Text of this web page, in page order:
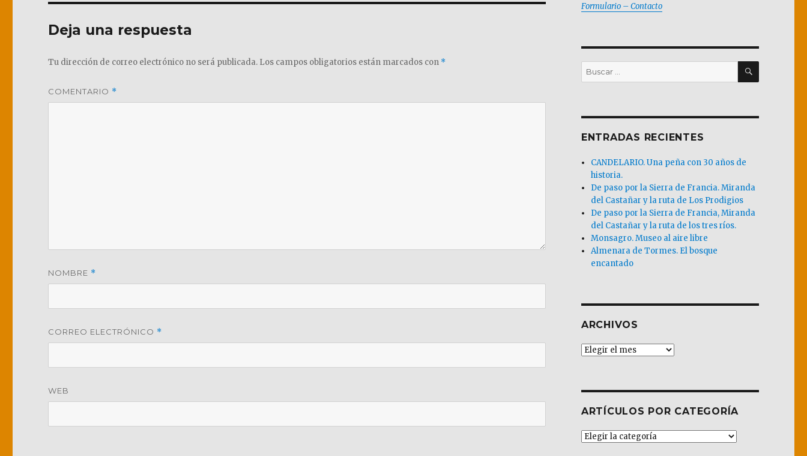
Deja una respuesta
Tu dirección de correo electrónico no será publicada. Los campos obligatorios están marcados con *
COMENTARIO *
NOMBRE *
CORREO ELECTRÓNICO *
WEB
Formulario – Contacto
Buscar
por:
BUSCAR
ENTRADAS RECIENTES
CANDELARIO. Una peña con 30 años de
historia.
De paso por la Sierra de Francia. Miranda
del Castañar y la ruta de Los Prodigios
De paso por la Sierra de Francia, Miranda
del Castañar y la ruta de los tres ríos.
Monsagro. Museo al aire libre
Almenara de Tormes. El bosque
encantado
ARCHIVOS
Archivos
ARTÍCULOS POR CATEGORÍA
Artículos